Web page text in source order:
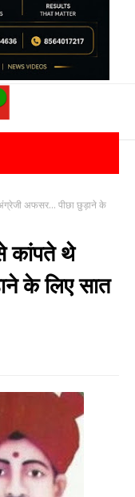
अफसर... पीछा छुड़ाने के
कांपते थे
के लिए सात